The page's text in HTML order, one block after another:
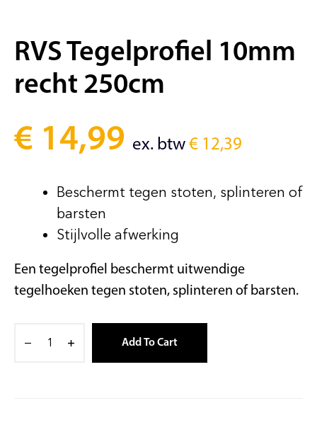
RVS Tegelprofiel 10mm
recht 250cm
€ 14,99 ex. btw € 12,39
Beschermt tegen stoten, splinteren of
barsten
Stijlvolle afwerking
Een tegelprofiel beschermt uitwendige
tegelhoeken tegen stoten, splinteren of barsten.
Add To Cart